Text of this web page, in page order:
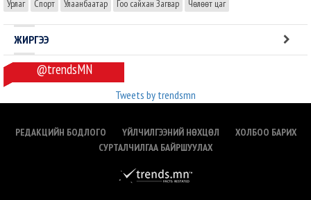
Урлаг
Спорт Улаанбаатар Гоо сайхан Загвар Чөлөөт цаг
ЖИРГЭЭ
@trendsMN
Tweets by trendsmn
РЕДАКЦИЙН БОДЛОГО ҮЙЛЧИЛГЭЭНИЙ НӨХЦӨЛ
ХОЛБОО БАРИХ
СУРТАЛЧИЛГАА БАЙРШУУЛАХ